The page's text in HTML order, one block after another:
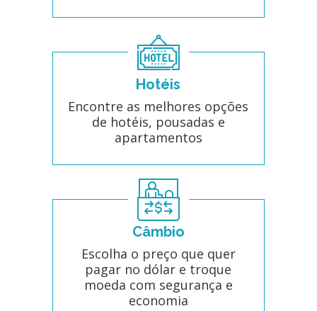
Hotéis
Encontre as melhores opções
de hotéis, pousadas e
apartamentos
Câmbio
Escolha o preço que quer
pagar no dólar e troque
moeda com segurança e
economia